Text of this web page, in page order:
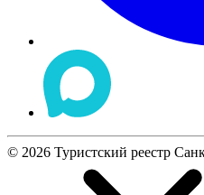
© 2026 Туристский реестр